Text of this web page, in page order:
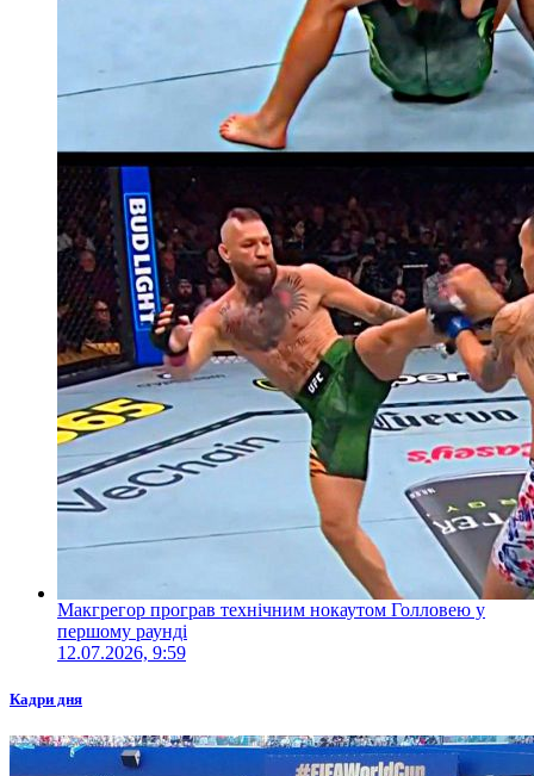
Макгрегор програв технічним нокаутом Голловею у
першому раунді
12.07.2026, 9:59
Кадри дня